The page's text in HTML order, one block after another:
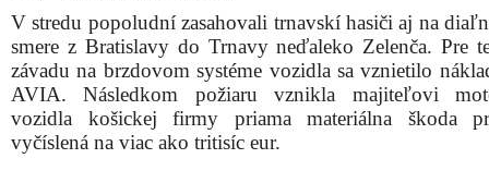
V stredu popoludní zasahovali trnavskí hasiči aj na
smere z Bratislavy do Trnavy neďaleko Zelenča. Pre
závadu na brzdovom systéme vozidla sa vznietilo
AVIA. Následkom požiaru vznikla majiteľovi
vozidla košickej firmy priama materiálna škoda
vyčíslená na viac ako tritisíc eur.